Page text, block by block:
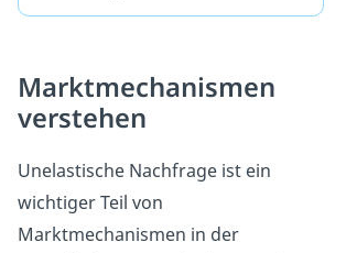
Marktmechanismen
verstehen
Unelastische Nachfrage ist ein
wichtiger Teil von
Marktmechanismen in der